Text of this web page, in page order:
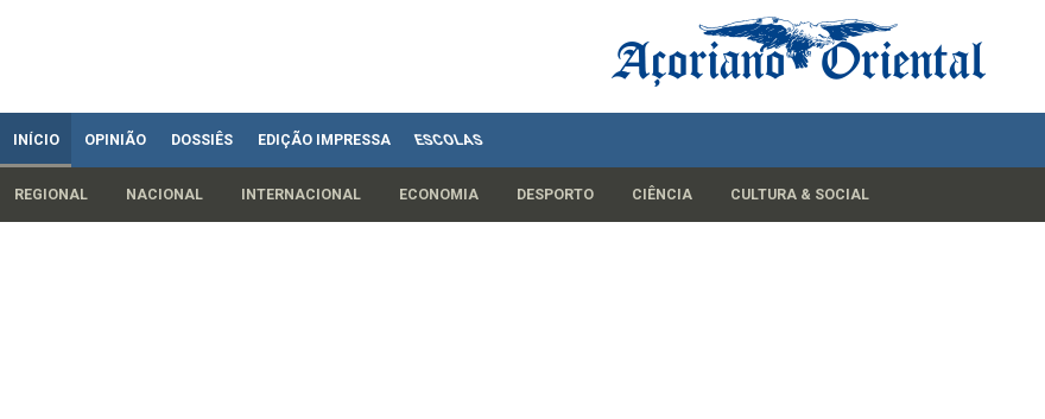
INÍCIO OPINIÃO DOSSIÊS EDIÇÃO IMPRESSA ESCOLAS
REGIONAL NACIONAL INTERNACIONAL ECONOMIA DESPORTO CIÊNCIA CULTURA & SOCIAL